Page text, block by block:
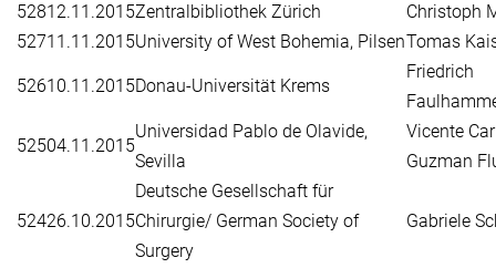
52812.11.2015Zentralbibliothek Zürich
Christoph
52711.11.2015University of West Bohemia, PilsenTomas
52610.11.2015Donau-Universität Krems
Friedrich
52504.11.2015
Universidad Pablo de Olavide,
Sevilla
Vicente
Guzman
52426.10.2015
Deutsche Gesellschaft für
Chirurgie/ German Society of
Surgery
Gabriele